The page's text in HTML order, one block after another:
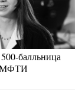
балльница
МФТИ